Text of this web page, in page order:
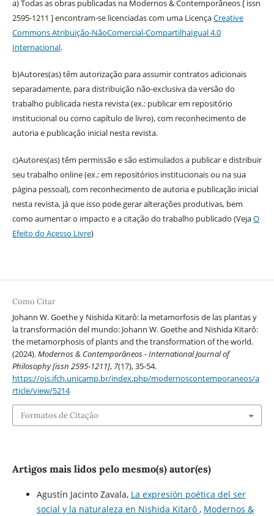
a) Todas as obras publicadas na Modernos & Contemporâneos [ issn
2595-1211 ] encontram-se licenciadas com uma LicençaCreative
Commons Atribuição-NãoComercial-CompartilhaIgual 4.0
Internacional.
b)Autores(as) têm autorização para assumir contratos adicionais
separadamente, para distribuição não-exclusiva da versão do
trabalho publicada nesta revista (ex.: publicar em repositório
institucional ou como capítulo de livro), com reconhecimento de
autoria e publicação inicial nesta revista.
c)Autores(as) têm permissão e são estimulados a publicar e distribuir
seu trabalho online (ex.: em repositórios institucionais ou na sua
página pessoal), com reconhecimento de autoria e publicação inicial
nesta revista, já que isso pode gerar alterações produtivas, bem
como aumentar o impacto e a citação do trabalho publicado (VejaO
Efeito do Acesso Livre)
Como Citar
Johann W. Goethe y Nishida Kitarô: la metamorfosis de las plantas y
la transformación del mundo: Johann W. Goethe and Nishida Kitarô:
the metamorphosis of plants and the transformation of the world.
(2024).Modernos & Contemporâneos - International Journal of
Philosophy [issn 2595-1211], 7(17), 35-54.
https://ojs.ifch.unicamp.br/index.php/modernoscontemporaneos/a
rticle/view/5214
Formatos de Citação
Artigos mais lidos pelo mesmo(s) autor(es)
Agustín Jacinto Zavala, La expresión poética del ser
social y la naturaleza en Nishida Kitarô , Modernos &